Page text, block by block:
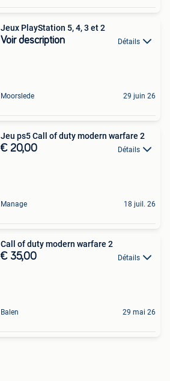
Jeux PlayStation 5, 4, 3 et 2
Voir description Détails
Moorslede 29 juin 26
Jeu ps5 Call of duty modern warfare 2
€ 20,00 Détails
Manage 18 juil. 26
Call of duty modern warfare 2
€ 35,00 Détails
Balen 29 mai 26